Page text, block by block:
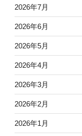
2026年7月
2026年6月
2026年5月
2026年4月
2026年3月
2026年2月
2026年1月